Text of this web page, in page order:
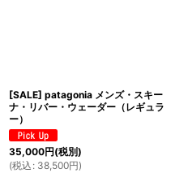
[SALE] patagonia メンズ・スキー
ナ・リバー・ウェーダー（レギュラ
ー）
35,000円(税別)
(税込 : 38,500円)